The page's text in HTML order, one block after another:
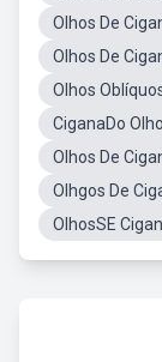
Olhos De
Olhos De
Olhos
CiganaDo
Olhos De
Olhgos De
OlhosSE